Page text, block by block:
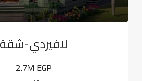
لافيردي-شقة
2.7M EGP